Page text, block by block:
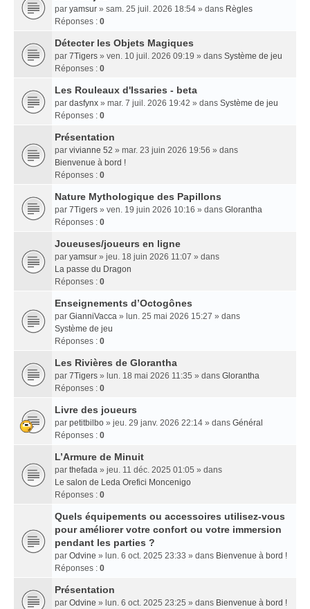
par yamsur » sam. 25 juil. 2026 18:54 » dans Règles
Réponses : 0
Détecter les Objets Magiques
par 7Tigers » ven. 10 juil. 2026 09:19 » dans Système de jeu
Réponses : 0
Les Rouleaux d'Issaries - beta
par dasfynx » mar. 7 juil. 2026 19:42 » dans Système de jeu
Réponses : 0
Présentation
par vivianne 52 » mar. 23 juin 2026 19:56 » dans
Bienvenue à bord !
Réponses : 0
Nature Mythologique des Papillons
par 7Tigers » ven. 19 juin 2026 10:16 » dans Glorantha
Réponses : 0
Joueuses/joueurs en ligne
par yamsur » jeu. 18 juin 2026 11:07 » dans
La passe du Dragon
Réponses : 0
Enseignements dʼOctogônes
par GianniVacca » lun. 25 mai 2026 15:27 » dans
Système de jeu
Réponses : 0
Les Rivières de Glorantha
par 7Tigers » lun. 18 mai 2026 11:35 » dans Glorantha
Réponses : 0
Livre des joueurs
par petitbilbo » jeu. 29 janv. 2026 22:14 » dans Général
Réponses : 0
L’Armure de Minuit
par thefada » jeu. 11 déc. 2025 01:05 » dans
Le salon de Leda Orefici Moncenigo
Réponses : 0
Quels équipements ou accessoires utilisez-vous
pour améliorer votre confort ou votre immersion
pendant les parties ?
par Odvine » lun. 6 oct. 2025 23:33 » dans Bienvenue à bord !
Réponses : 0
Présentation
par Odvine » lun. 6 oct. 2025 23:25 » dans Bienvenue à bord !